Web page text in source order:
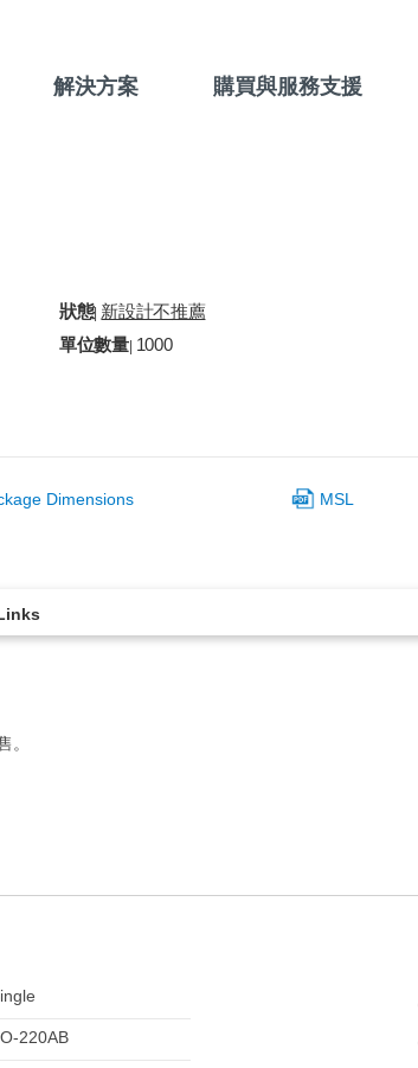
解決方案 購買與服務支援
狀態| 新設計不推薦
單位數量| 1000
Dimensions MSL
。
220AB